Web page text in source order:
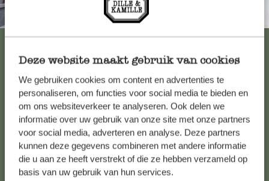
Deze website maakt gebruik van cookies
We gebruiken cookies om content en advertenties te
personaliseren, om functies voor social media te bieden en
om ons websiteverkeer te analyseren. Ook delen we
informatie over uw gebruik van onze site met onze partners
voor social media, adverteren en analyse. Deze partners
kunnen deze gegevens combineren met andere informatie
die u aan ze heeft verstrekt of die ze hebben verzameld op
basis van uw gebruik van hun services.
Immer in der Nähe
Kundenservice/Hilfe
Falls Sie Fragen haben oder Tipps und Hilfe brauchen, wenden
Sie sich bitte an unseren Kundenservice. Oder lesen Sie hier
die Antworten auf häufig gestellte Fragen